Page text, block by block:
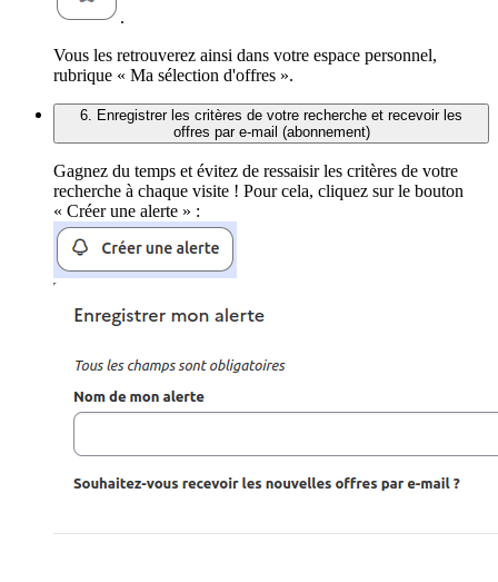
.
Vous les retrouverez ainsi dans votre espace personnel,
rubrique « Ma sélection d'offres ».
6. Enregistrer les critères de votre recherche et recevoir les
offres par e-mail (abonnement)
Gagnez du temps et évitez de ressaisir les critères de votre
recherche à chaque visite ! Pour cela, cliquez sur le bouton
« Créer une alerte » :